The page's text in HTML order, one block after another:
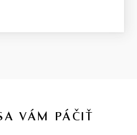
VÁM PÁČIŤ